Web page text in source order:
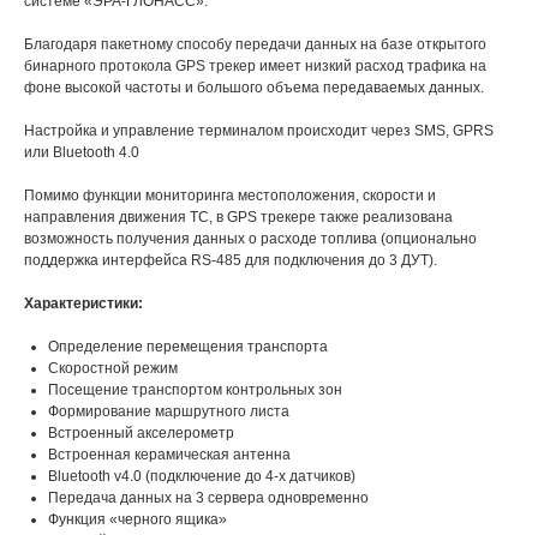
Благодаря пакетному способу передачи данных на базе открытого
бинарного протокола GPS трекер имеет низкий расход трафика на
фоне высокой частоты и большого объема передаваемых данных.
Настройка и управление терминалом происходит через SMS, GPRS
или Bluetooth 4.0
Помимо функции мониторинга местоположения, скорости и
направления движения ТС, в GPS трекере также реализована
возможность получения данных о расходе топлива (опционально
поддержка интерфейса RS-485 для подключения до 3 ДУТ).
Характеристики:
Определение перемещения транспорта
Скоростной режим
Посещение транспортом контрольных зон
Формирование маршрутного листа
Встроенный акселерометр
Встроенная керамическая антенна
Bluetooth v4.0 (подключение до 4-х датчиков)
Передача данных на 3 сервера одновременно
Функция «черного ящика»